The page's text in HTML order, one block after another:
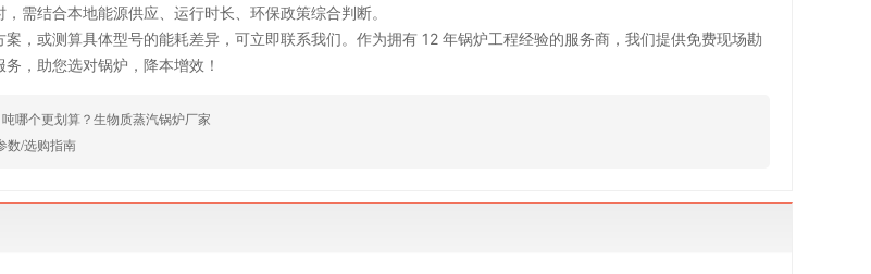
需结合本地能源供应、运行时长、环保政策综合判断。
，或测算具体型号的能耗差异，可立即联系我们。作为拥有 12 年锅炉工程经验的服务商，我们提供免费现场勘
，助您选对锅炉，降本增效！
哪个更划算？生物质蒸汽锅炉厂家
数/选购指南